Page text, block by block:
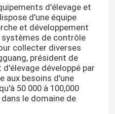
d'élevage et
d'une équipe
et développement
de contrôle
collecter diverses
président de
développé par
aux besoins d'une
50 000 à 100,000
le domaine de